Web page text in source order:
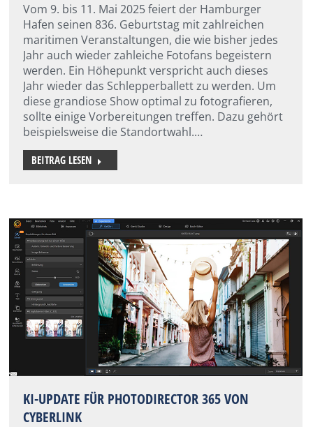
Vom 9. bis 11. Mai 2025 feiert der Hamburger
Hafen seinen 836. Geburtstag mit zahlreichen
maritimen Veranstaltungen, die wie bisher jedes
Jahr auch wieder zahleiche Fotofans begeistern
werden. Ein Höhepunkt verspricht auch dieses
Jahr wieder das Schlepperballett zu werden. Um
diese grandiose Show optimal zu fotografieren,
sollte einige Vorbereitungen treffen. Dazu gehört
beispielsweise die Standortwahl.…
BEITRAG LESEN
KI-UPDATE FÜR PHOTODIRECTOR 365 VON
CYBERLINK